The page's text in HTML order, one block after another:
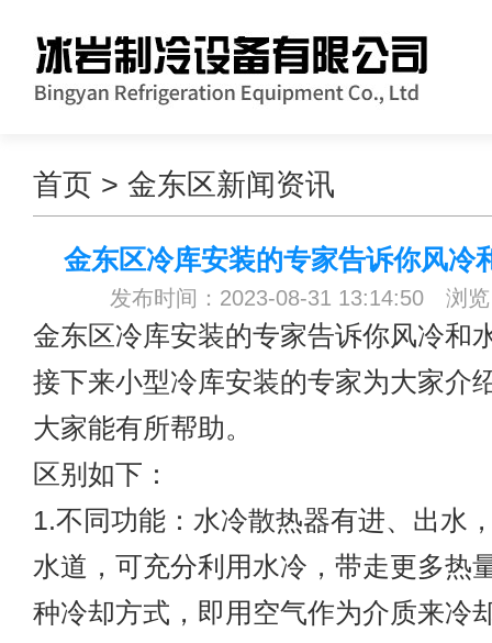
首页 > 金东区新闻资讯
金东区冷库安装的专家告诉你风冷
发布时间：2023-08-31 13:14:50 浏览
金东区冷库安装的专家告诉你风冷和
接下来小型冷库安装的专家为大家介
大家能有所帮助。
区别如下：
1.不同功能：水冷散热器有进、出水
水道，可充分利用水冷，带走更多热
种冷却方式，即用空气作为介质来冷